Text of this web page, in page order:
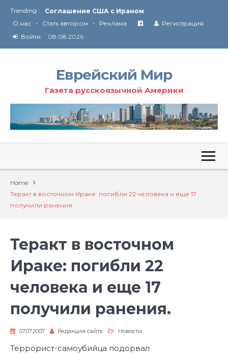
Trending :
Соглашение США с Ираном
Технология Революции в Иране
О нас • Стать автором • Реклама
Регистрация
Войти
08.08.2026
Еврейский Мир
Газета русскоязычной Америки
Home
Теракт в восточном Ираке: погибли 22 человека и еще 17
получили ранения.
Теракт в восточном
Ираке: погибли 22
человека и еще 17
получили ранения.
07.07.2007 Редакция сайта Новости
Террорист-самоубийца подорвал